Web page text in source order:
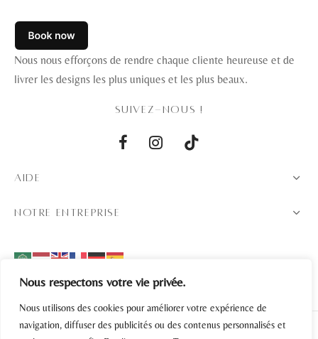
Nous respectons votre vie privée.
Nous utilisons des cookies pour améliorer votre expérience de
navigation, diffuser des publicités ou des contenus personnalisés et
Nous nous efforçons de rendre chaque cliente heureuse et de
livrer les designs les plus uniques et les plus beaux.
SUIVEZ-NOUS !
AIDE
NOTRE ENTREPRISE